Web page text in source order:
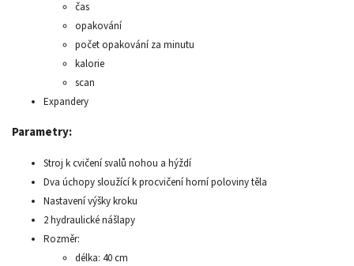
čas
opakování
počet opakování za minutu
kalorie
scan
Expandery
Parametry:
Stroj k cvičení svalů nohou a hýždí
Dva úchopy sloužící k procvičení horní poloviny těla
Nastavení výšky kroku
2 hydraulické nášlapy
Rozměr:
délka: 40 cm